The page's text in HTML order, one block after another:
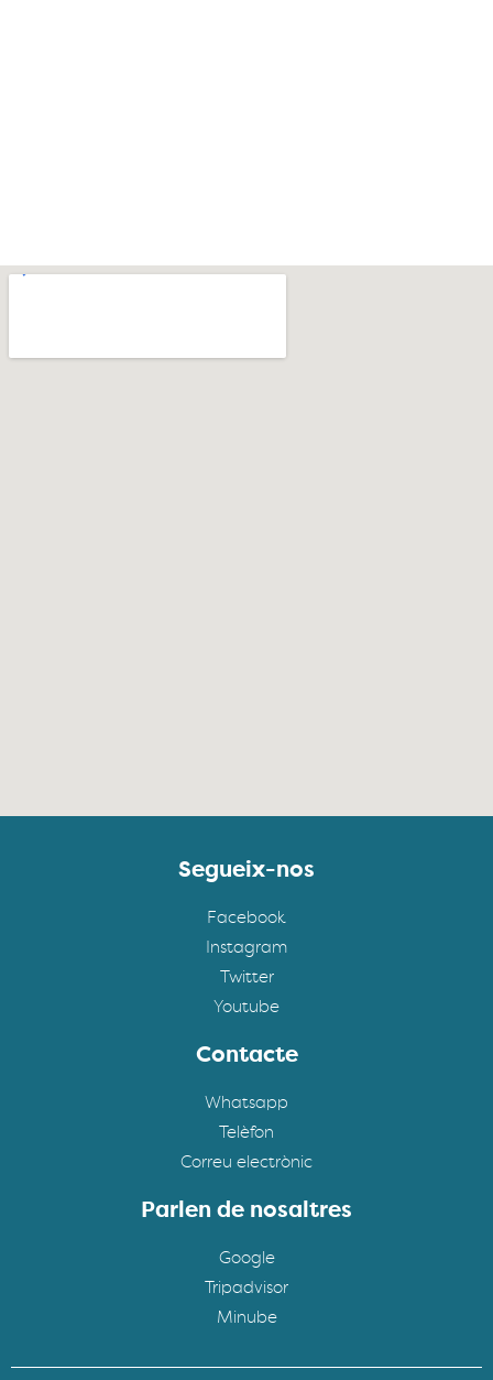
Segueix-nos
Facebook
Instagram
Twitter
Youtube
Contacte
Whatsapp
Telèfon
Correu electrònic
Parlen de nosaltres
Google
Tripadvisor
Minube